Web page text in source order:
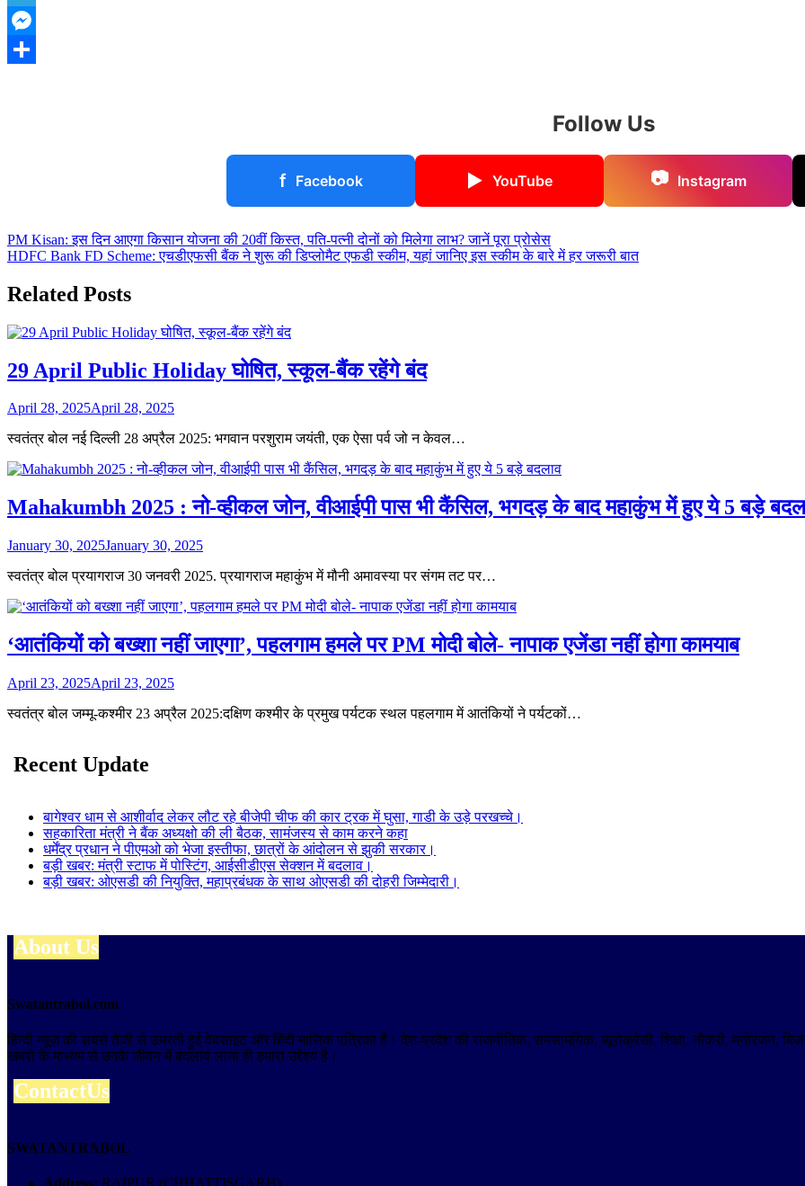
Telegram
Messenger
Follow Us
f Facebook ▶ YouTube 📷 Instagram
Post
navigation
PM Kisan: इस दिन आएगा किसान योजना की 20वीं किस्त, पति-पत्नी दोनों को मिलेगा लाभ? जानें पूरा प्रोसेस
HDFC Bank FD Scheme: एचडीएफसी बैंक ने शुरू की डिप्लोमैट एफडी स्कीम, यहां जानिए इस स्कीम के बारे में हर जरूरी बात
Related Posts
29 April Public Holiday घोषित, स्कूल-बैंक रहेंगे बंद
April 28, 2025April 28, 2025
स्वतंत्र बोल नई दिल्ली 28 अप्रैल 2025: भगवान परशुराम जयंती, एक ऐसा पर्व जो न केवल…
Mahakumbh 2025 : नो-व्हीकल जोन, वीआईपी पास भी कैंसिल, भगदड़ के बाद महाकुंभ में हुए ये 5 बड़े
January 30, 2025January 30, 2025
स्वतंत्र बोल प्रयागराज 30 जनवरी 2025. प्रयागराज महाकुंभ में मौनी अमावस्या पर संगम तट पर…
‘आतंकियों को बख्शा नहीं जाएगा’, पहलगाम हमले पर PM मोदी बोले- नापाक एजेंडा नहीं होगा कामयाब
April 23, 2025April 23, 2025
स्वतंत्र बोल जम्मू-कश्मीर 23 अप्रैल 2025:दक्षिण कश्मीर के प्रमुख पर्यटक स्थल पहलगाम में आतंकियों ने पर्यटकों…
Recent Update
बागेश्वर धाम से आशीर्वाद लेकर लौट रहे बीजेपी चीफ की कार ट्रक में घुसा, गाडी के उड़े परखच्चे।
सहकारिता मंत्री ने बैंक अध्यक्षो की ली बैठक, सामंजस्य से काम करने कहा
धर्मेंद्र प्रधान ने पीएमओ को भेजा इस्तीफा, छात्रों के आंदोलन से झुकी सरकार।
बड़ी खबर: मंत्री स्टाफ में पोस्टिंग, आईसीडीएस सेक्शन में बदलाव।
बड़ी खबर: ओएसडी की नियुक्ति, महाप्रबंधक के साथ ओएसडी की दोहरी जिम्मेदारी।
About Us
Swatantrabol.com
हिन्दी न्यूज़ की सबसे तेजी से उभरती हुई वेबसाइट और हिंदी मासिक पत्रिका है। देश-प्रदेश की राजनीतिक, समसामयिक, ब्यूरोक्रेसी, शिक्षा, नौकरी,
खबरों के माध्यम से उनके जीवन में बदलाव लाना ही हमारा उद्देश्य है।
ContactUs
SWATANTRABOL